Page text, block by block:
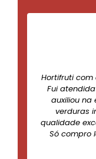
Hortifruti
Fui
auxiliou na
verduras
qualidade
Só compro